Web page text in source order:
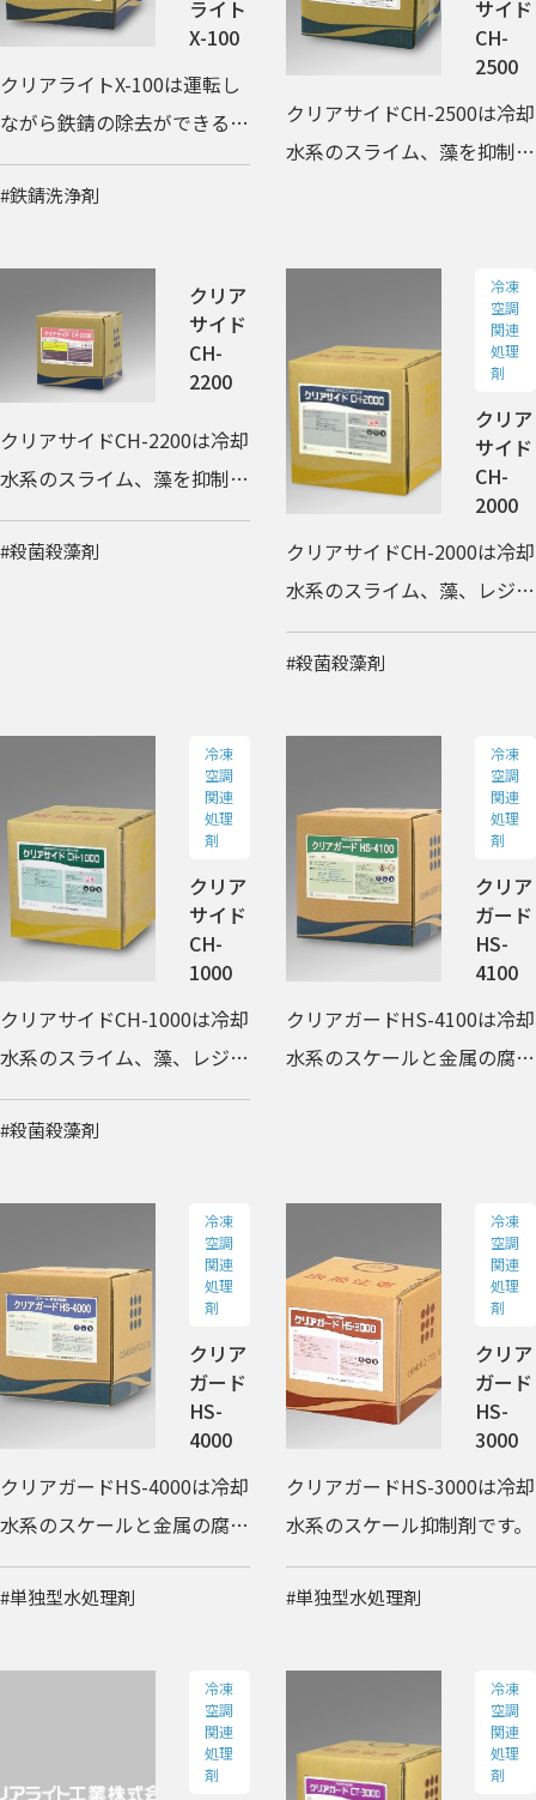
ライト
X-100
クリアライトX-100は運転し
ながら鉄錆の除去ができる中
性の液体洗浄剤です。
#鉄錆洗浄剤
サイド
CH-
2500
クリアサイドCH-2500は冷却
水系のスライム、藻を抑制
剤です。
クリア
サイド
CH-
2200
クリアサイドCH-2200は冷却
水系のスライム、藻を抑制
し、レジオネラ属菌の除菌が
できるスライムコントロール
#殺菌殺藻剤
冷凍
空調
関連
処理
剤
クリア
サイド
CH-
2000
クリアサイドCH-2000は冷却
水系のスライム、藻、レジオ
ネラ属菌を抑制するスライム
コントロール剤です。
#殺菌殺藻剤
冷凍
空調
関連
処理
剤
クリア
サイド
CH-
1000
クリアサイドCH-1000は冷却
水系のスライム、藻、レジオ
ネラ属菌を抑制するスライム
コントロール剤です。
#殺菌殺藻剤
冷凍
空調
関連
処理
剤
クリア
ガード
HS-
4100
クリアガードHS-4100は冷却
水系のスケールと金属の腐食
冷凍
空調
関連
処理
剤
クリア
ガード
HS-
4000
クリアガードHS-4000は冷却
水系のスケールと金属の腐食
を抑制する水処理剤です。
#単独型水処理剤
冷凍
空調
関連
処理
剤
クリア
ガード
HS-
3000
クリアガードHS-3000は冷却
水系のスケール抑制剤です。
#単独型水処理剤
冷凍
空調
関連
処理
剤
冷凍
空調
関連
処理
剤